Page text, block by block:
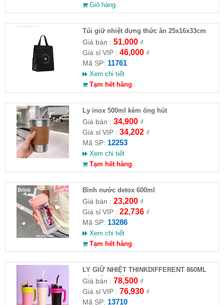
Giỏ hàng
Túi giữ nhiệt đựng thức ăn 25x16x33cm
Giá bán : 51,000₫
Giá sỉ VIP : 46,000₫
Mã SP: 11761
Xem chi tiết
Tạm hết hàng
Ly inox 500ml kèm ống hút
Giá bán : 34,900₫
Giá sỉ VIP : 34,202₫
Mã SP: 12253
Xem chi tiết
Tạm hết hàng
Bình nước detox 600ml
Giá bán : 23,200₫
Giá sỉ VIP : 22,736₫
Mã SP: 13286
Xem chi tiết
Tạm hết hàng
LY GIỮ NHIỆT THINKDIFFERENT 860ML
KÈM ỐNG HÚT
Giá bán : 78,500₫
Giá sỉ VIP : 76,930₫
Mã SP: 13710